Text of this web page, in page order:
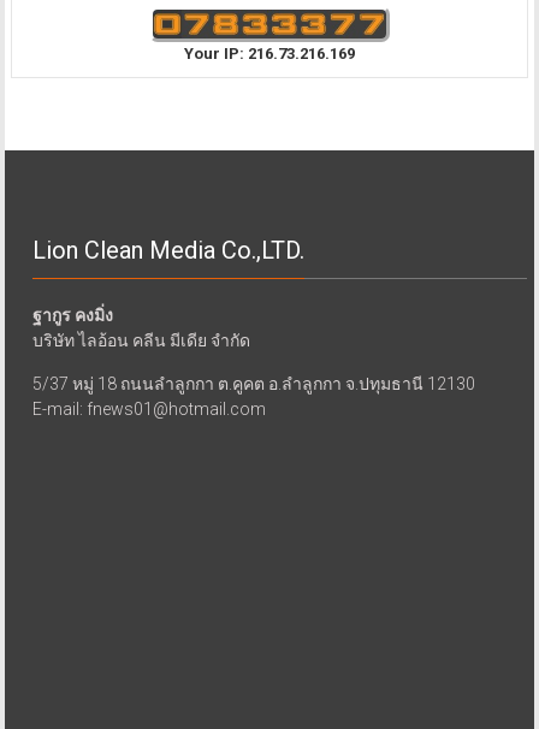
Your IP: 216.73.216.169
Lion Clean Media Co.,LTD.
ฐากูร คงมิ่ง
บริษัท ไลอ้อน คลีน มีเดีย จำกัด
5/37 หมู่ 18 ถนนลำลูกกา ต.คูคต อ.ลำลูกกา จ.ปทุมธานี 12130
E-mail: fnews01@hotmail.com